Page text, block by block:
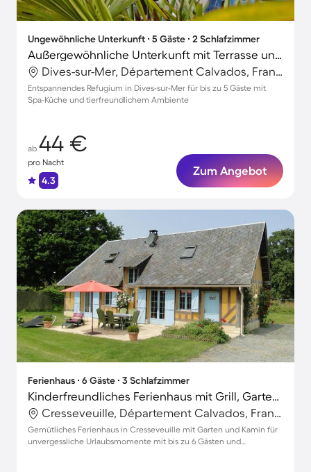
Ungewöhnliche Unterkunft ∙ 5 Gäste ∙ 2 Schlafzimmer
Außergewöhnliche Unterkunft mit Terrasse und beheiztem Pool
Dives-sur-Mer, Département Calvados, Frankreich
Entspannendes Refugium in Dives-sur-Mer für bis zu 5 Gäste mit
Spa-Küche und tierfreundlichem Ambiente
ab 44 €
pro Nacht
4.3
Zum Angebot
Ferienhaus ∙ 6 Gäste ∙ 3 Schlafzimmer
Kinderfreundliches Ferienhaus mit Grill, Garten und Terrasse | Gartenblick | Haustiere sind willkommen
Cresseveuille, Département Calvados, Frankreich
Gemütliches Ferienhaus in Cresseveuille mit Garten und Kamin für
unvergessliche Urlaubsmomente mit bis zu 6 Gästen und